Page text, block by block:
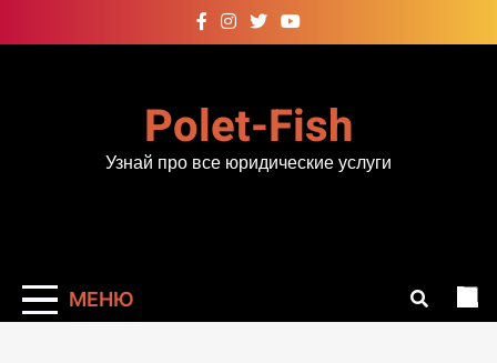
к
Polet-Fish
Узнай про все юридические услуги
МЕНЮ